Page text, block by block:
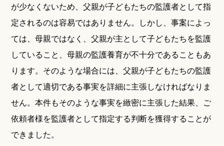
が少なくないため、父親が子どもたちの監護者として指
定されるのは容易ではありません。しかし、事案によっ
ては、母親ではなく、父親が主として子どもたちを監護
していること、母親の監護養育が不十分であることもあ
ります。そのような場合には、父親が子どもたちの監護
者として適切である事実を詳細に主張しなければなりま
せん。本件もそのような事実を緻密に主張した結果、ご
依頼者様を監護者として指定する判断を獲得することが
できました。